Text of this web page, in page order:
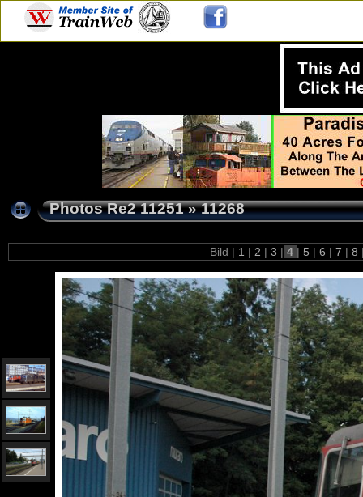
Photos Re2 11251»11268
Bild | 1 | 2 | 3 | 4 | 5 | 6 | 7 | 8